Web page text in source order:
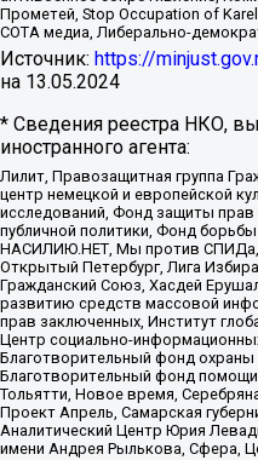
Прометей, Stop Occupation of
СОТА медиа, Либерально-
Источник: https://
на 13.05.2024
* Сведения реестра НКО,
иностранного агента:
Лилит, Правозащитная группа
центр немецкой и европейской
исследований, Фонд защиты прав
публичной политики, Фонд
НАСИЛИЮ.НЕТ, Мы против СПИДа,
Открытый Петербург, Лига
Гражданский Союз, Хасдей
развитию средств массовой
прав заключенных, Институт
Центр социально-
Благотворительный фонд
Благотворительный фонд
Тольятти, Новое время,
Проект Апрель, Самарская
Аналитический Центр Юрия
имени Андрея Рылькова, Сфера,